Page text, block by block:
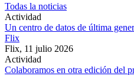
Todas la noticias
Actividad
Un centro de datos de última
Flix
Flix, 11 julio 2026
Actividad
Colaboramos en otra edición del